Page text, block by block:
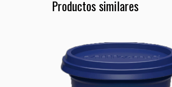
Productos similares